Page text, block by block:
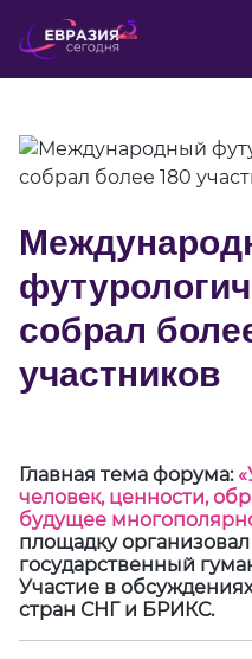
собрал
участников
Главная тема форума:
человек, ценности,
будущее
площадку
государственный
Участие в
стран СНГ и БРИКС.